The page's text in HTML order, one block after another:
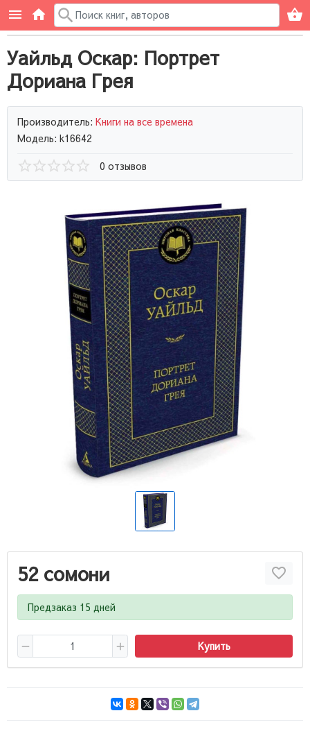
Уайльд Оскар: Портрет
Дориана Грея
Производитель: Книги на все времена
Модель: k16642
0 отзывов
52 сомони
Предзаказ 15 дней
Купить